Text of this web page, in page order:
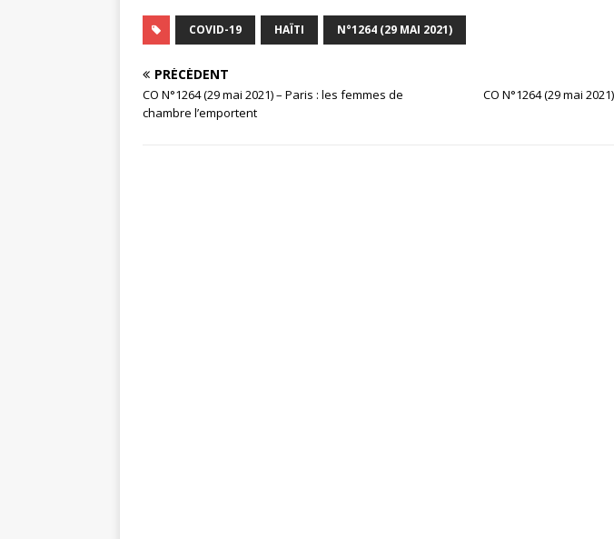
COVID-19 HAÏTI N°1264 (29 MAI 2021)
PRÉCÉDENT
CO N°1264 (29 mai 2021) – Paris : les femmes de
chambre l’emportent
CO N°1264 (29 mai